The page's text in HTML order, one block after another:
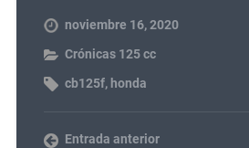
noviembre 16, 2020
Crónicas 125 cc
cb125f, honda
Entrada anterior